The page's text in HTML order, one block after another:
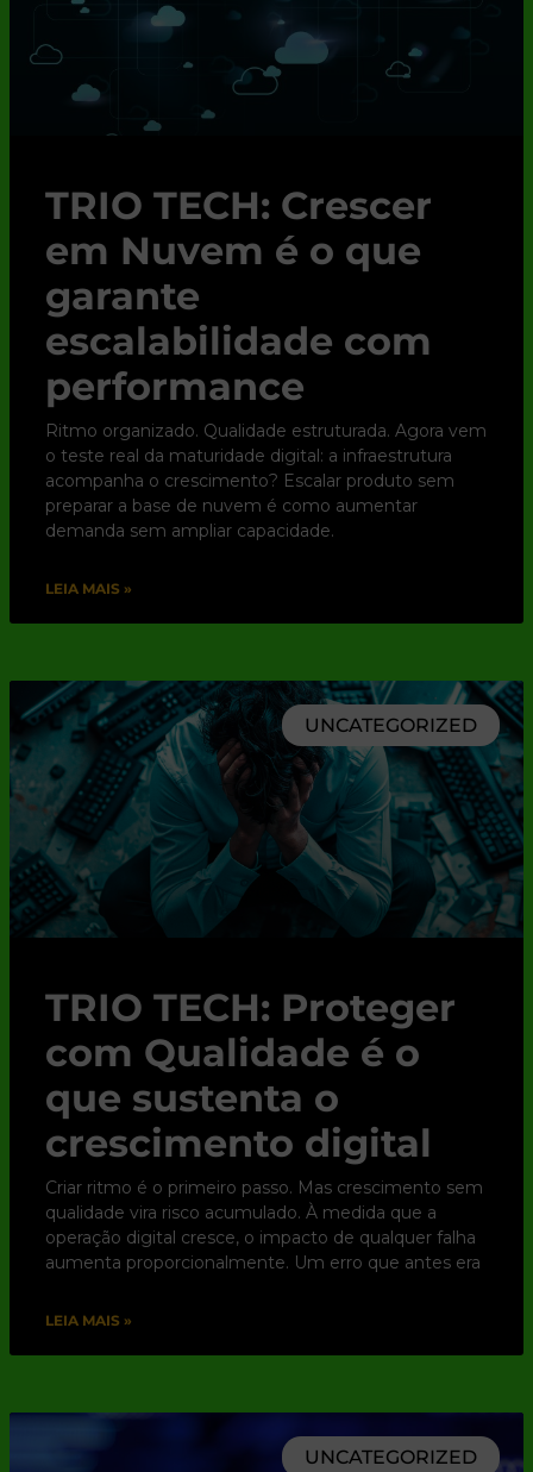
TRIO TECH: Crescer
em Nuvem é o que
garante
escalabilidade com
performance
Ritmo organizado. Qualidade estruturada. Agora vem
o teste real da maturidade digital: a infraestrutura
acompanha o crescimento? Escalar produto sem
preparar a base de nuvem é como aumentar
demanda sem ampliar capacidade.
LEIA MAIS »
UNCATEGORIZED
TRIO TECH: Proteger
com Qualidade é o
que sustenta o
crescimento digital
Criar ritmo é o primeiro passo. Mas crescimento sem
qualidade vira risco acumulado. À medida que a
operação digital cresce, o impacto de qualquer falha
aumenta proporcionalmente. Um erro que antes era
LEIA MAIS »
UNCATEGORIZED